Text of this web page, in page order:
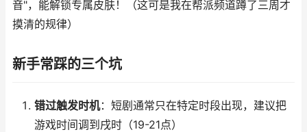
音"，能解锁专属皮肤！（这可是我在帮派频道蹲了三周才
摸清的规律）
新手常踩的三个坑
错过触发时机：短剧通常只在特定时段出现，建议把
游戏时间调到戌时（19-21点）